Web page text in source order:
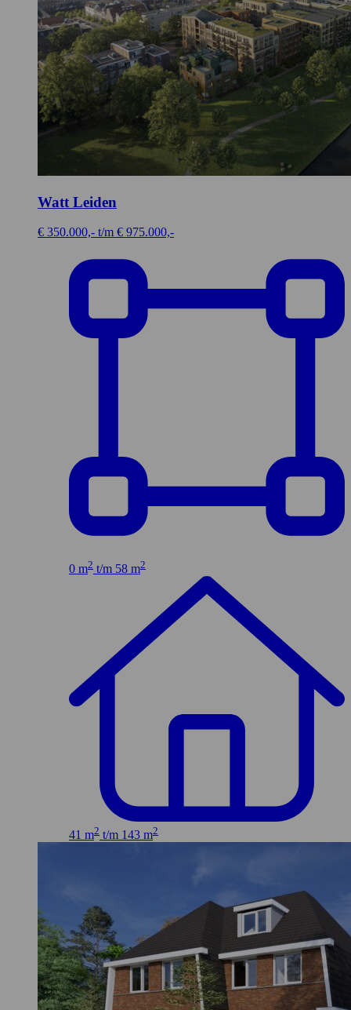
Watt Leiden
€ 350.000,- t/m € 975.000,-
0 m2 t/m 58 m2
41 m2 t/m 143 m2